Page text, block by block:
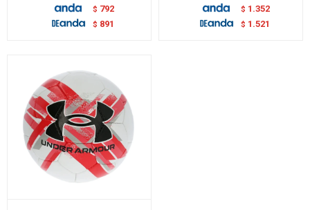
$ 792
$ 891
$ 1.352
$ 1.521